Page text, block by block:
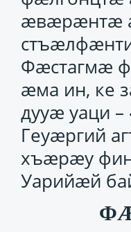
ӕвӕрӕнтӕ
Фӕстагмӕ
ӕма ин, ке
дууӕ уаци
Геуӕргий
хъӕрӕу
Уарийӕй